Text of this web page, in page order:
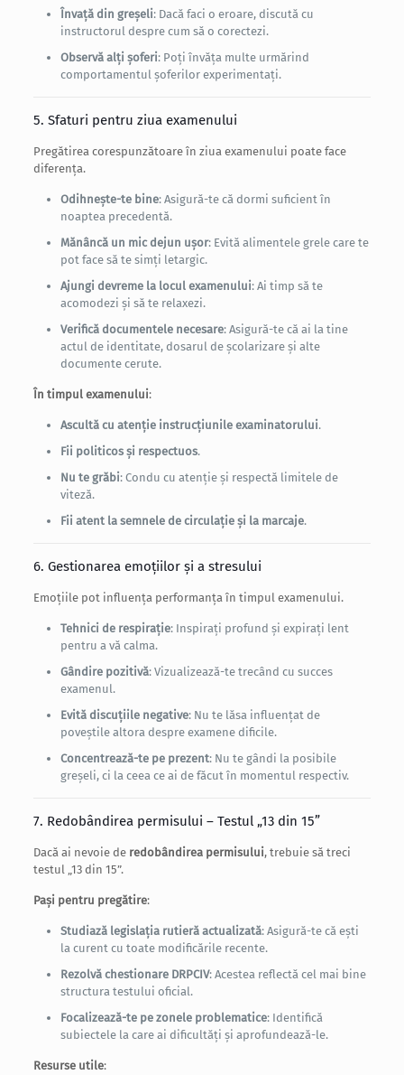
Învață din greșeli: Dacă faci o eroare, discută cu
instructorul despre cum să o corectezi.
Observă alți șoferi: Poți învăța multe urmărind
comportamentul șoferilor experimentați.
5. Sfaturi pentru ziua examenului
Pregătirea corespunzătoare în ziua examenului poate face
diferența.
Odihnește-te bine: Asigură-te că dormi suficient în
noaptea precedentă.
Mănâncă un mic dejun ușor: Evită alimentele grele care te
pot face să te simți letargic.
Ajungi devreme la locul examenului: Ai timp să te
acomodezi și să te relaxezi.
Verifică documentele necesare: Asigură-te că ai la tine
actul de identitate, dosarul de școlarizare și alte
documente cerute.
În timpul examenului:
Ascultă cu atenție instrucțiunile examinatorului.
Fii politicos și respectuos.
Nu te grăbi: Condu cu atenție și respectă limitele de
viteză.
Fii atent la semnele de circulație și la marcaje.
6. Gestionarea emoțiilor și a stresului
Emoțiile pot influența performanța în timpul examenului.
Tehnici de respirație: Inspirați profund și expirați lent
pentru a vă calma.
Gândire pozitivă: Vizualizează-te trecând cu succes
examenul.
Evită discuțiile negative: Nu te lăsa influențat de
poveștile altora despre examene dificile.
Concentrează-te pe prezent: Nu te gândi la posibile
greșeli, ci la ceea ce ai de făcut în momentul respectiv.
7. Redobândirea permisului – Testul „13 din 15”
Dacă ai nevoie de redobândirea permisului, trebuie să treci
testul „13 din 15”.
Pași pentru pregătire:
Studiază legislația rutieră actualizată: Asigură-te că ești
la curent cu toate modificările recente.
Rezolvă chestionare DRPCIV: Acestea reflectă cel mai bine
structura testului oficial.
Focalizează-te pe zonele problematice: Identifică
subiectele la care ai dificultăți și aprofundează-le.
Resurse utile: